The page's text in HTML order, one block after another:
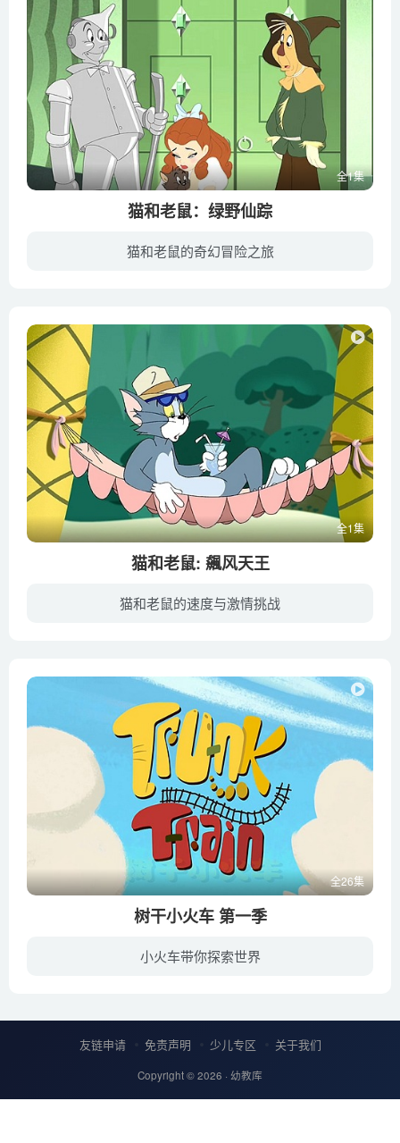
全1集
猫和老鼠：绿野仙踪
猫和老鼠的奇幻冒险之旅
全1集
猫和老鼠: 飆风天王
猫和老鼠的速度与激情挑战
全26集
树干小火车 第一季
小火车带你探索世界
友链申请 免责声明 少儿专区 关于我们
Copyright © 2026 · 幼教库